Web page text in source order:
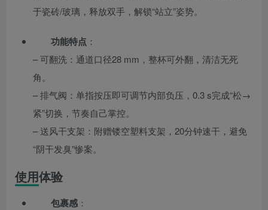
于瓷砖/玻璃，释放双手，解锁“站立”姿势。
功能特点 ：
– 可翻洗：通道口径28 mm，整杯可外翻，清洁无死
角。
– 排气阀：单指按压即可调节内部负压，0.3 s完成“松→
紧”切换，节奏自己掌控。
– 送风干支架：附赠镂空塑料支架，20分钟速干，避免
“阴干发臭”惨案。
使用体验
包裹感 ：